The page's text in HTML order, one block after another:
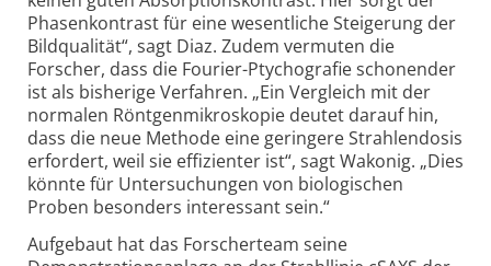
Phasenkontrast für eine wesentliche Steigerung der
Bildqualität“, sagt Diaz. Zudem vermuten die
Forscher, dass die Fourier-Ptychografie schonender
ist als bisherige Verfahren. „Ein Vergleich mit der
normalen Röntgenmikroskopie deutet darauf hin,
dass die neue Methode eine geringere Strahlendosis
erfordert, weil sie effizienter ist“, sagt Wakonig. „Dies
könnte für Untersuchungen von biologischen
Proben besonders interessant sein.“
Aufgebaut hat das Forscherteam seine